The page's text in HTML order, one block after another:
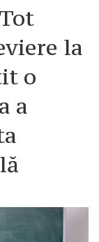
la
o
a